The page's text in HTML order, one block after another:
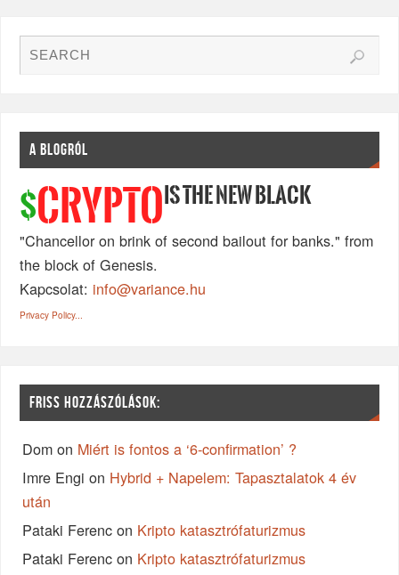
A BLOGRÓL
$CRYPTO IS THE NEW BLACK
"Chancellor on brink of second bailout for banks." from
the block of Genesis.
Kapcsolat: info@variance.hu
Privacy Policy...
FRISS HOZZÁSZÓLÁSOK:
Dom on Miért is fontos a ‘6-confirmation’ ?
Imre Engi on Hybrid + Napelem: Tapasztalatok 4 év
után
Pataki Ferenc on Kripto katasztrófaturizmus
Pataki Ferenc on Kripto katasztrófaturizmus